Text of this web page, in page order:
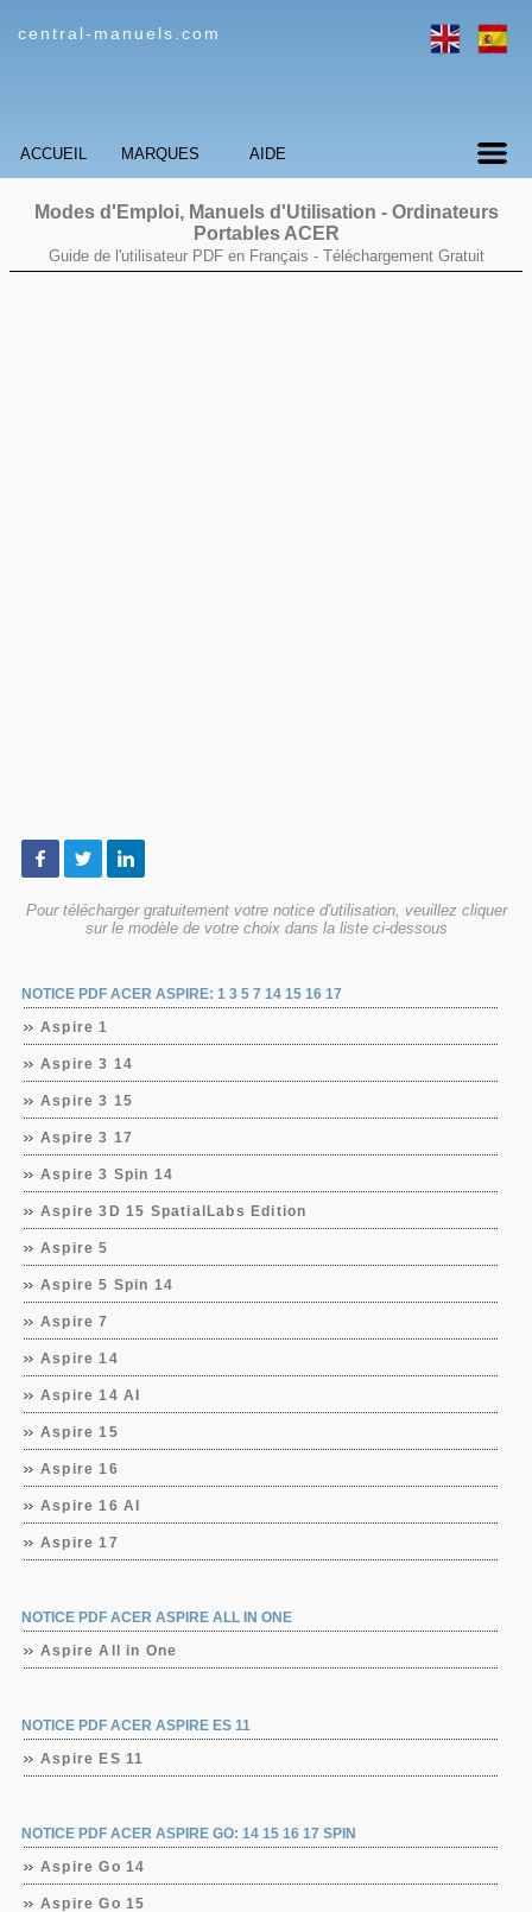
central-manuels.com
ACCUEIL MARQUES AIDE
Modes d'Emploi, Manuels d'Utilisation - Ordinateurs
Portables ACER
Guide de l'utilisateur PDF en Français - Téléchargement Gratuit
Pour télécharger gratuitement votre notice d'utilisation, veuillez cliquer
sur le modèle de votre choix dans la liste ci-dessous
NOTICE PDF ACER ASPIRE: 1 3 5 7 14 15 16 17
Aspire 1
Aspire 3 14
Aspire 3 15
Aspire 3 17
Aspire 3 Spin 14
Aspire 3D 15 SpatialLabs Edition
Aspire 5
Aspire 5 Spin 14
Aspire 7
Aspire 14
Aspire 14 AI
Aspire 15
Aspire 16
Aspire 16 AI
Aspire 17
NOTICE PDF ACER ASPIRE ALL IN ONE
Aspire All in One
NOTICE PDF ACER ASPIRE ES 11
Aspire ES 11
NOTICE PDF ACER ASPIRE GO: 14 15 16 17 SPIN
Aspire Go 14
Aspire Go 15